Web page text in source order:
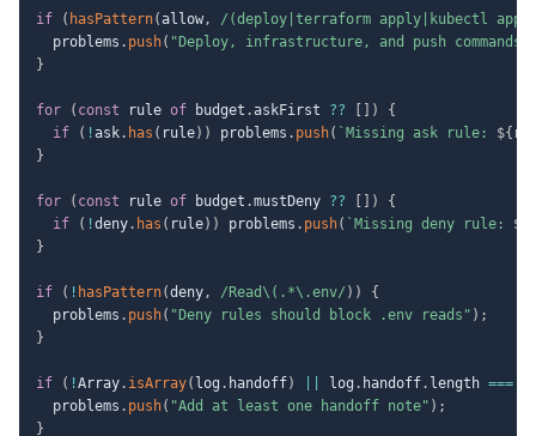
if ( hasPattern(allow, / (deploy|terraform apply|kubectl
  problems
. push( "Deploy, infrastructure, and push
}
for ( const rule of budget .askFirst ?? )
{
if
( !ask. has ( rule) ) problems . push( ` Missing ask rule: ${
}
for ( const rule of budget .mustDeny ?? )
{
if
( !deny. has ( rule) ) problems . push( ` Missing deny rule: ${
}
if ( ! hasPattern(deny, / Read\(.*\.env/ ) )
{
  problems
. push( "Deny rules should block .env reads" ) ;
}
if ( !Array. isArray( log . handoff) log . handoff. length ===
  problems
. push( "Add at least one handoff note" ) ;
}